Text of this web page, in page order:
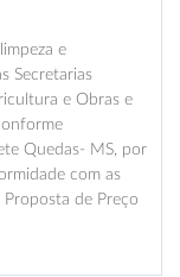
e
Secretarias
e Obras e
Quedas- MS, por
com as
de Preço